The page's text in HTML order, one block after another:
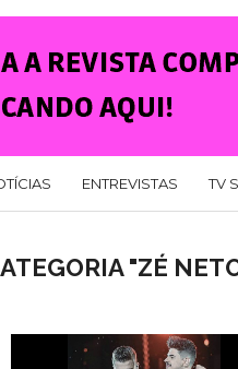
ENTREVISTAS TV
"ZÉ